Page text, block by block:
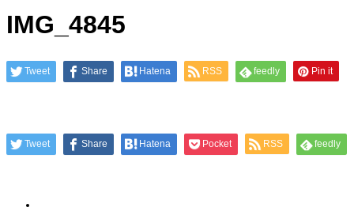
IMG_4845
Tweet Share Hatena RSS feedly Pin it
Tweet Share Hatena Pocket RSS feedly